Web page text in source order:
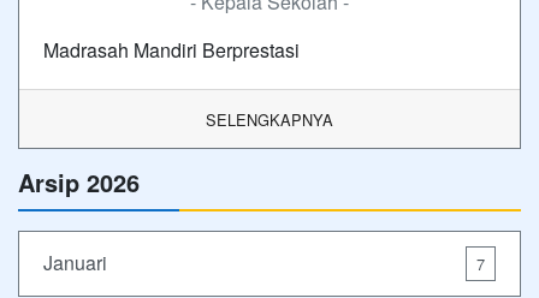
Madrasah Mandiri Berprestasi
SELENGKAPNYA
Arsip 2026
Januari 7